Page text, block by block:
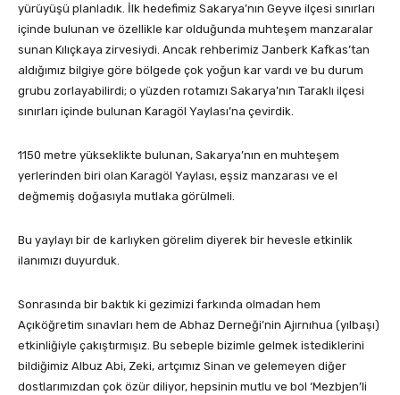
yürüyüşü planladık. İlk hedefimiz Sakarya’nın Geyve ilçesi sınırları
içinde bulunan ve özellikle kar olduğunda muhteşem manzaralar
sunan Kılıçkaya zirvesiydi. Ancak rehberimiz Janberk Kafkas’tan
aldığımız bilgiye göre bölgede çok yoğun kar vardı ve bu durum
grubu zorlayabilirdi; o yüzden rotamızı Sakarya’nın Taraklı ilçesi
sınırları içinde bulunan Karagöl Yaylası’na çevirdik.
1150 metre yükseklikte bulunan, Sakarya’nın en muhteşem
yerlerinden biri olan Karagöl Yaylası, eşsiz manzarası ve el
değmemiş doğasıyla mutlaka görülmeli.
Bu yaylayı bir de karlıyken görelim diyerek bir hevesle etkinlik
ilanımızı duyurduk.
Sonrasında bir baktık ki gezimizi farkında olmadan hem
Açıköğretim sınavları hem de Abhaz Derneği’nin Ajırnıhua (yılbaşı)
etkinliğiyle çakıştırmışız. Bu sebeple bizimle gelmek istediklerini
bildiğimiz Albuz Abi, Zeki, artçımız Sinan ve gelemeyen diğer
dostlarımızdan çok özür diliyor, hepsinin mutlu ve bol ‘Mezbjen’li